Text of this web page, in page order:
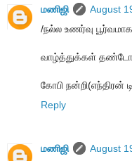
மணிஜி
August
/நல்ல உணர்வு பூர்வமாக
வாழ்த்துக்கள்
கோபி நன்றி(எந்திரன்
Reply
மணிஜி
August